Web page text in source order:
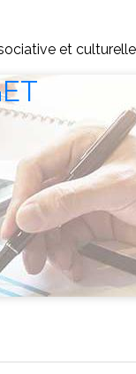
et culturelle